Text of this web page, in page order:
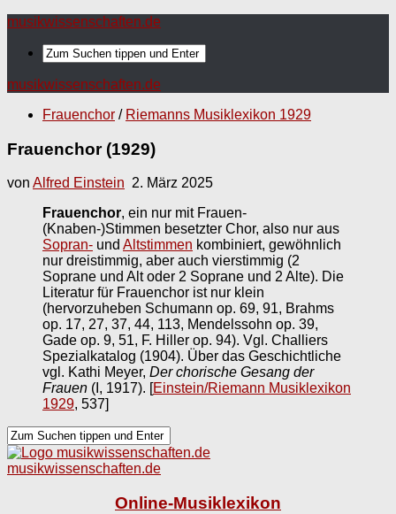
musikwissenschaften.de
musikwissenschaften.de
Frauenchor / Riemanns Musiklexikon 1929
Frauenchor (1929)
von Alfred Einstein 2. März 2025
Frauenchor, ein nur mit Frauen-
(Knaben-)Stimmen besetzter Chor, also nur aus
Sopran- und Altstimmen kombiniert, gewöhnlich
nur dreistimmig, aber auch vierstimmig (2
Soprane und Alt oder 2 Soprane und 2 Alte). Die
Literatur für Frauenchor ist nur klein
(hervorzuheben Schumann op. 69, 91, Brahms
op. 17, 27, 37, 44, 113, Mendelssohn op. 39,
Gade op. 9, 51, F. Hiller op. 94). Vgl. Challiers
Spezialkatalog (1904). Über das Geschichtliche
vgl. Kathi Meyer, Der chorische Gesang der
Frauen (I, 1917). [Einstein/Riemann Musiklexikon
1929, 537]
musikwissenschaften.de
Online-Musiklexikon